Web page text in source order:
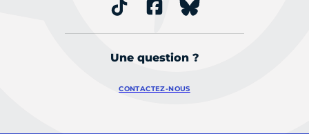
Une question ?
CONTACTEZ-NOUS